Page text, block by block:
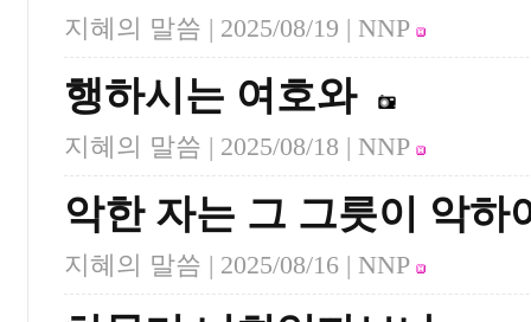
지혜의 말씀 | 2025/08/19 | NNP
행하시는 여호와
지혜의 말씀 | 2025/08/18 | NNP
악한 자는 그 그릇이 악하
지혜의 말씀 | 2025/08/16 | NNP